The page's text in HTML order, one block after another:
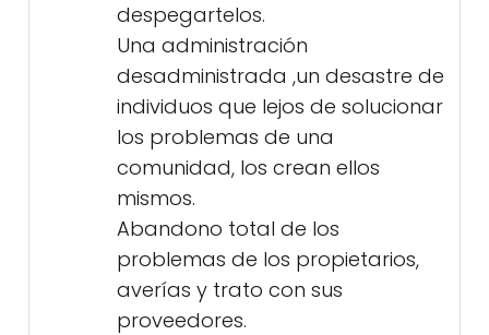
despegartelos.
Una administración
desadministrada ,un desastre de
individuos que lejos de solucionar
los problemas de una
comunidad, los crean ellos
mismos.
Abandono total de los
problemas de los propietarios,
averías y trato con sus
proveedores.